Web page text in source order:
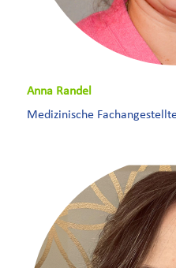
Anna Randel
Medizinische